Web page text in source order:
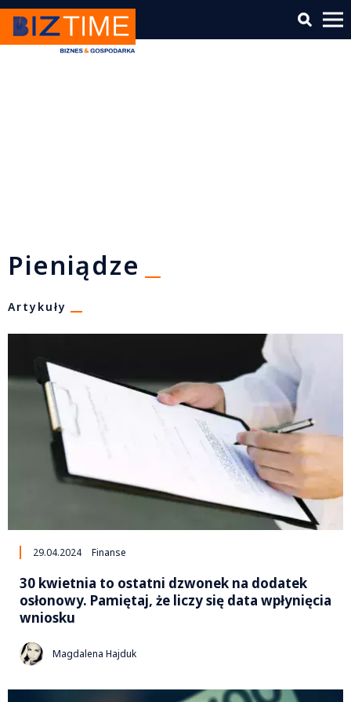
Pieniądze
Artykuły
29.04.2024 Finanse
30 kwietnia to ostatni dzwonek na dodatek
osłonowy. Pamiętaj, że liczy się data wpłynięcia
wniosku
Magdalena Hajduk